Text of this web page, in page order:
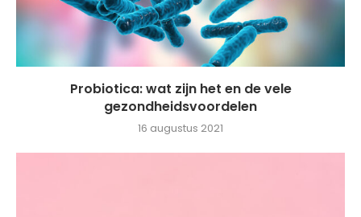
Probiotica: wat zijn het en de vele
gezondheidsvoordelen
16 augustus 2021